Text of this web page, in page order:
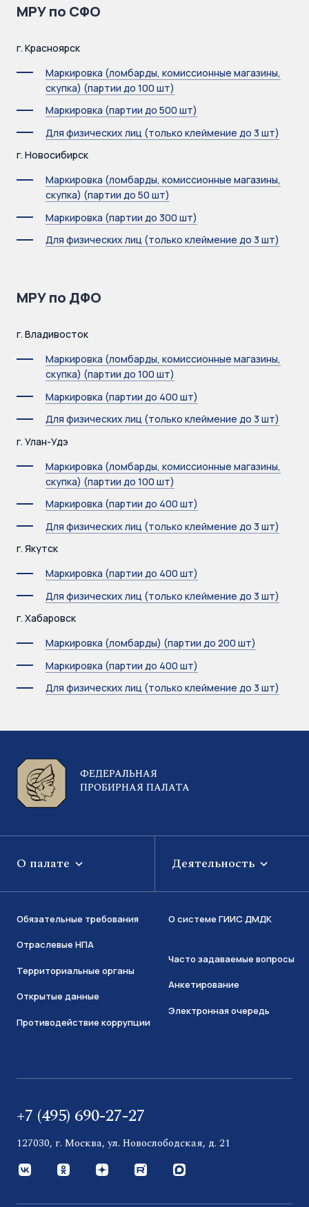
МРУ по СФО
г. Красноярск
Маркировка (ломбарды, комиссионные магазины,
скупка) (партии до 100 шт)
Маркировка (партии до 500 шт)
Для физических лиц (только клеймение до 3 шт)
г. Новосибирск
Маркировка (ломбарды, комиссионные магазины,
скупка) (партии до 50 шт)
Маркировка (партии до 300 шт)
Для физических лиц (только клеймение до 3 шт)
МРУ по ДФО
г. Владивосток
Маркировка (ломбарды, комиссионные магазины,
скупка) (партии до 100 шт)
Маркировка (партии до 400 шт)
Для физических лиц (только клеймение до 3 шт)
г. Улан-Удэ
Маркировка (ломбарды, комиссионные магазины,
скупка) (партии до 100 шт)
Маркировка (партии до 400 шт)
Для физических лиц (только клеймение до 3 шт)
г. Якутск
Маркировка (партии до 400 шт)
Для физических лиц (только клеймение до 3 шт)
г. Хабаровск
Маркировка (ломбарды) (партии до 200 шт)
Маркировка (партии до 400 шт)
Для физических лиц (только клеймение до 3 шт)
ФЕДЕРАЛЬНАЯ
ПРОБИРНАЯ ПАЛАТА
О палате Деятельность
Обязательные требования
Отраслевые НПА
Территориальные органы
Открытые данные
Противодействие коррупции
О системе ГИИС ДМДК
Часто задаваемые вопросы
Анкетирование
Электронная очередь
+7 (495) 690-27-27
127030, г. Москва, ул. Новослободская, д. 21